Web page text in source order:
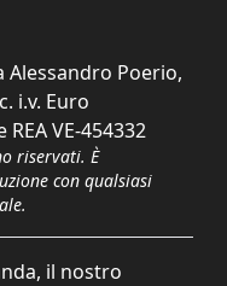
Alessandro Poerio,
i.v. Euro
REA VE-454332
riservati. È
con qualsiasi
il nostro